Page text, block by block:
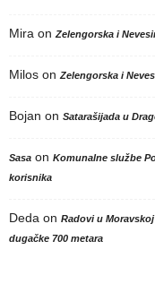
Mira on Zelengorska i
Milos on Zelengorska i
Bojan on Satarašijada u
Sasa on Komunalne službe
korisnika
Deda on Radovi u
dugačke 700 metara